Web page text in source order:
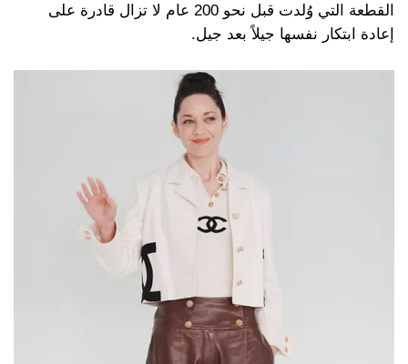
القطعة التي وُلدت قبل نحو 200 عام لا تزال قادرة على
إعادة ابتكار نفسها جيلاً بعد جيل.